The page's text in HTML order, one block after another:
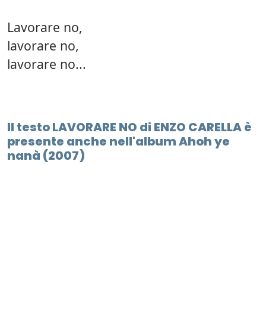
Lavorare no,
lavorare no,
lavorare no...
Il testo LAVORARE NO di ENZO CARELLA è
presente anche nell'album Ahoh ye
nanà (2007)